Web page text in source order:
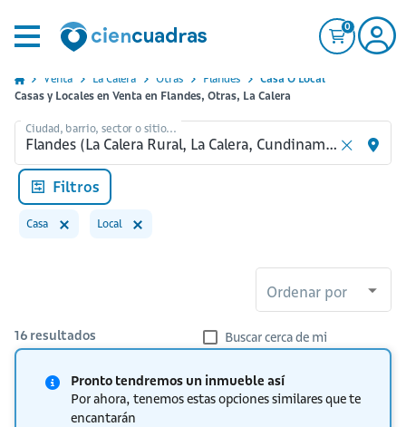
0
Venta La Calera Otras Flandes
Casa O Local
Casas y Locales en Venta en Flandes, Otras, La Calera
Ciudad, barrio, sector o sitio...
Filtros
Casa Local
Ordenar por
16 resultados Buscar cerca de mi
Pronto tendremos un inmueble así
Por ahora, tenemos estas opciones similares que te
encantarán